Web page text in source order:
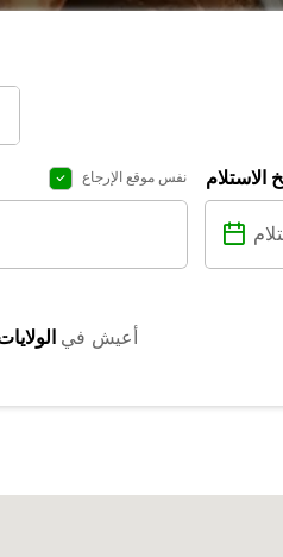
نفس موقع الإرجاع الاستلام
أعيش في